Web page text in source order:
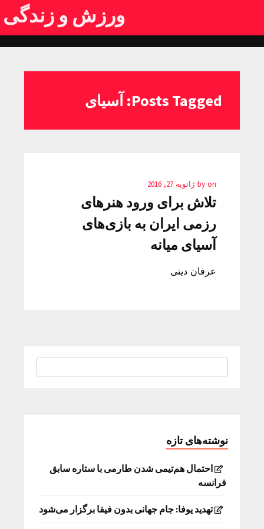
ورزش و زندگی
Posts Tagged: آسیای
by on ژانویه 27, 2016
تلاش برای ورود هنرهای
رزمی ایران به بازی‌های
آسیای میانه
عرفان دینی
نوشته‌های تازه
احتمال هم‌تیمی شدن طارمی با ستاره سابق
فرانسه
تهدید یوفا: جام جهانی بدون فیفا برگزار می‌شود